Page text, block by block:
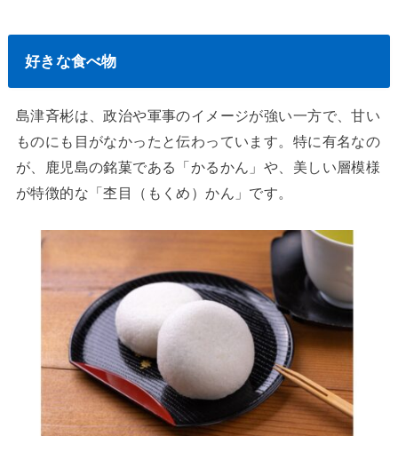
好きな食べ物
島津斉彬は、政治や軍事のイメージが強い一方で、甘い
ものにも目がなかったと伝わっています。特に有名なの
が、鹿児島の銘菓である「かるかん」や、美しい層模様
が特徴的な「杢目（もくめ）かん」です。